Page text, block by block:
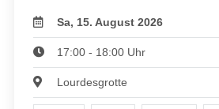
Sa, 15. August 2026
17:00 - 18:00 Uhr
Lourdesgrotte